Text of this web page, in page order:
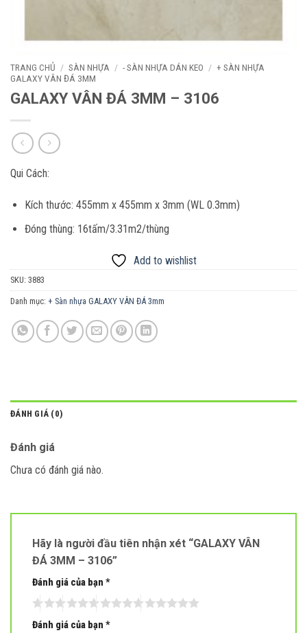
TRANG CHỦ / SÀN NHỰA / - SÀN NHỰA DÁN KEO / + SÀN NHỰA
GALAXY VÂN ĐÁ 3MM
GALAXY VÂN ĐÁ 3MM – 3106
Qui Cách:
Kích thước: 455mm x 455mm x 3mm (WL 0.3mm)
Đóng thùng: 16tấm/3.31m2/thùng
Add to wishlist
SKU: 3883
Danh mục: + Sàn nhựa GALAXY VÂN ĐÁ 3mm
ĐÁNH GIÁ (0)
Đánh giá
Chưa có đánh giá nào.
Hãy là người đầu tiên nhận xét “GALAXY VÂN
ĐÁ 3MM – 3106”
Đánh giá của bạn *
Đánh giá của bạn *